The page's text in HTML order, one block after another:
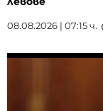
08.08.2026 | 07:15 ч.